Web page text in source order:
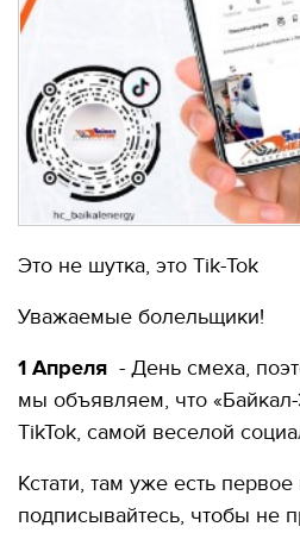
Это не шутка, это Tik-Tok
Уважаемые болельщики!
1 Апреля - День смеха,
мы объявляем, что
TikTok, самой веселой
Кстати, там уже есть
подписывайтесь, чтобы не